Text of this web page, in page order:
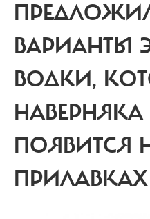
ВАРИАНТЫ
ВОДКИ,
ПОЯВИТСЯ
ПРИЛАВКАХ